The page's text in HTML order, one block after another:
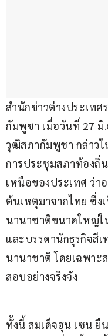
สำนักข่าวต่างประเท
กัมพูชา เมื่อวันที่ 27 มิ
วุฒิสภากัมพูชา กล่าวใ
การประชุมสภาท้องถิ่
เหนือของประเทศ ว่
ต้นเหตุมาจากไทย ซึ่
นานาชาติขนาดใหญ่
และบรรดานักธุรกิจสี
นานาชาติ โดยเฉพาะ
สอบอย่างจริงจัง
ทั้งนี้ สมเด็จฮุน เซน ยื